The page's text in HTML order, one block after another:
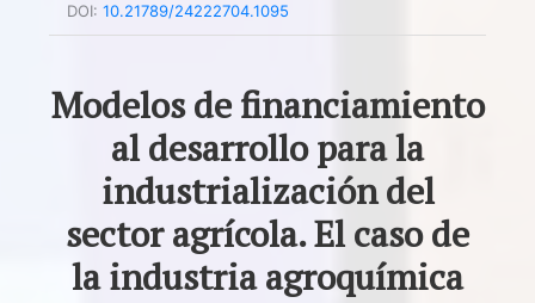
DOI:10.21789/24222704.1095
Modelos de financiamiento
al desarrollo para la
industrialización del
sector agrícola. El caso de
la industria agroquímica